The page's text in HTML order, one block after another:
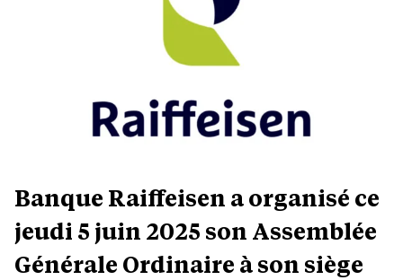
Banque Raiffeisen a organisé ce
jeudi 5 juin 2025 son Assemblée
Générale Ordinaire à son siège